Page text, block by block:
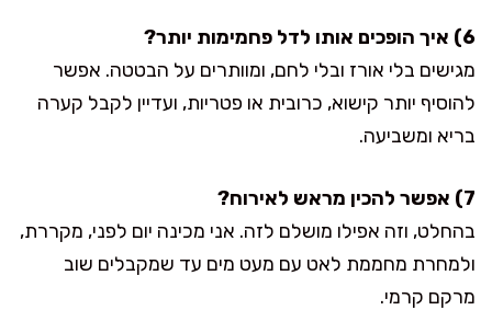
6) איך הופכים אותו לדל פחמימות יותר?
מגישים בלי אורז ובלי לחם, ומוותרים על הבטטה. אפשר
להוסיף יותר קישוא, כרובית או פטריות, ועדיין לקבל קערה
בריא ומשביעה.
7) אפשר להכין מראש לאירוח?
בהחלט, וזה אפילו מושלם לזה. אני מכינה יום לפני, מקררת,
ולמחרת מחממת לאט עם מעט מים עד שמקבלים שוב
מרקם קרמי.